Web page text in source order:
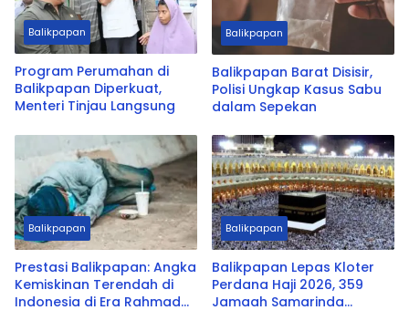
Balikpapan
Program Perumahan di
Balikpapan Diperkuat,
Menteri Tinjau Langsung
Balikpapan
Balikpapan Barat Disisir,
Polisi Ungkap Kasus Sabu
dalam Sepekan
Balikpapan
Prestasi Balikpapan: Angka
Kemiskinan Terendah di
Indonesia di Era Rahmad
Balikpapan
Balikpapan Lepas Kloter
Perdana Haji 2026, 359
Jamaah Samarinda